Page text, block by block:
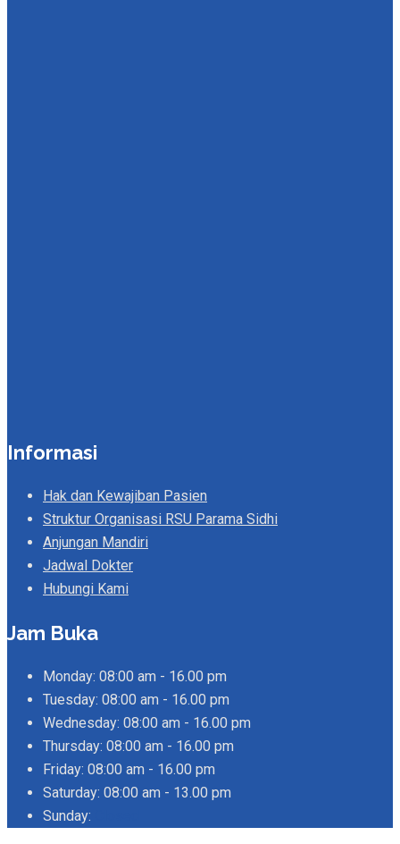
Informasi
Hak dan Kewajiban Pasien
Struktur Organisasi RSU Parama Sidhi
Anjungan Mandiri
Jadwal Dokter
Hubungi Kami
Jam Buka
Monday: 08:00 am - 16.00 pm
Tuesday: 08:00 am - 16.00 pm
Wednesday: 08:00 am - 16.00 pm
Thursday: 08:00 am - 16.00 pm
Friday: 08:00 am - 16.00 pm
Saturday: 08:00 am - 13.00 pm
Sunday: